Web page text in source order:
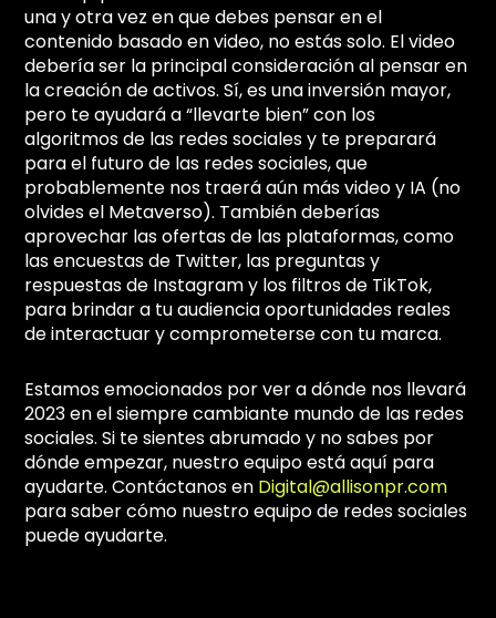
una y otra vez en que debes pensar en el
contenido basado en video, no estás solo. El video
debería ser la principal consideración al pensar en
la creación de activos. Sí, es una inversión mayor,
pero te ayudará a “llevarte bien” con los
algoritmos de las redes sociales y te preparará
para el futuro de las redes sociales, que
probablemente nos traerá aún más video y IA (no
olvides el Metaverso). También deberías
aprovechar las ofertas de las plataformas, como
las encuestas de Twitter, las preguntas y
respuestas de Instagram y los filtros de TikTok,
para brindar a tu audiencia oportunidades reales
de interactuar y comprometerse con tu marca.
Estamos emocionados por ver a dónde nos llevará
2023 en el siempre cambiante mundo de las redes
sociales. Si te sientes abrumado y no sabes por
dónde empezar, nuestro equipo está aquí para
ayudarte. Contáctanos en Digital@allisonpr.com
para saber cómo nuestro equipo de redes sociales
puede ayudarte.